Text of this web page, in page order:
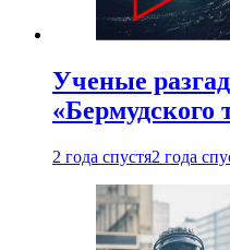
Ученые
«Бермудского
2 года спустя2 года